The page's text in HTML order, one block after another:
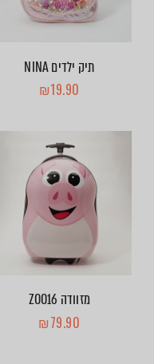
תיק ילדים NINA
₪19.90
מזוודה ZOO16
₪79.90